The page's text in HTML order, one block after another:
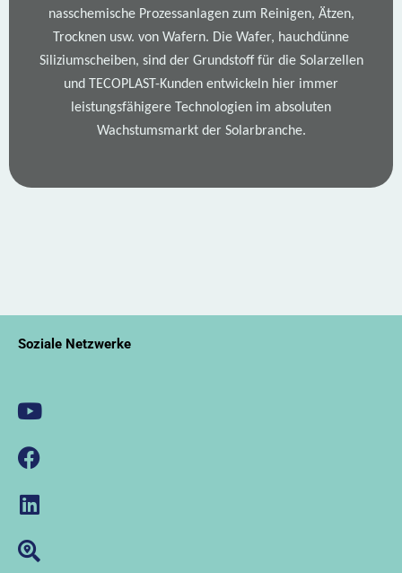
nasschemische Prozessanlagen zum Reinigen, Ätzen,
Trocknen usw. von Wafern. Die Wafer, hauchdünne
Siliziumscheiben, sind der Grundstoff für die Solarzellen
und TECOPLAST-Kunden entwickeln hier immer
leistungsfähigere Technologien im absoluten
Wachstumsmarkt der Solarbranche.
Soziale Netzwerke